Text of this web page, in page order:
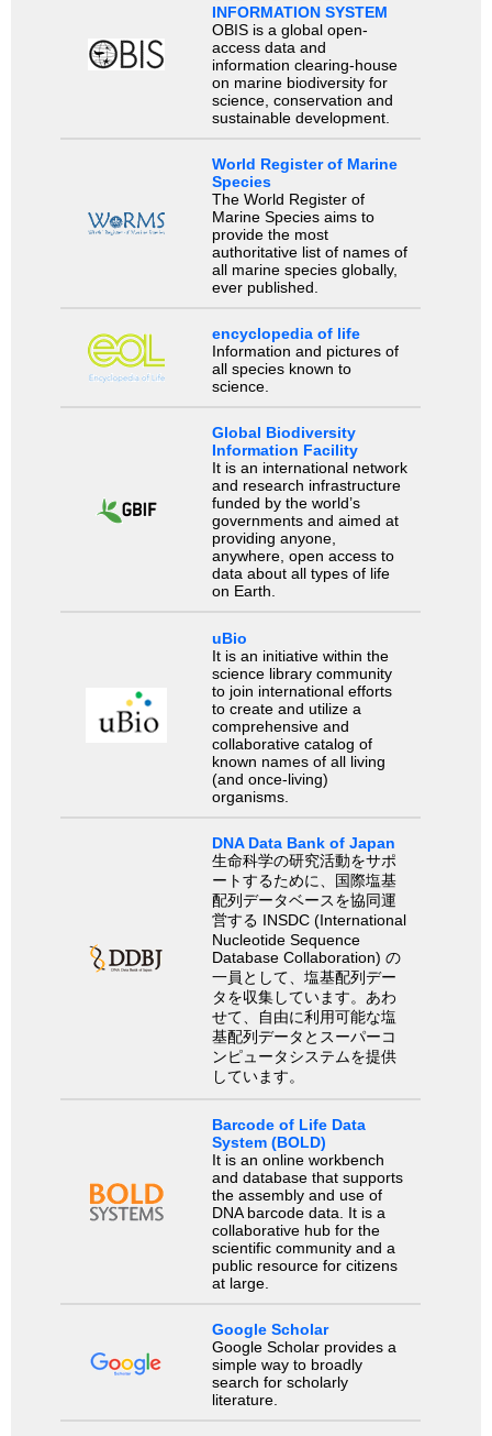
INFORMATION SYSTEM
OBIS is a global open-
access data and
information clearing-house
on marine biodiversity for
science, conservation and
sustainable development.
World Register of Marine
Species
The World Register of
Marine Species aims to
provide the most
authoritative list of names of
all marine species globally,
ever published.
encyclopedia of life
Information and pictures of
all species known to
science.
Global Biodiversity
Information Facility
It is an international network
and research infrastructure
funded by the world’s
governments and aimed at
providing anyone,
anywhere, open access to
data about all types of life
on Earth.
uBio
It is an initiative within the
science library community
to join international efforts
to create and utilize a
comprehensive and
collaborative catalog of
known names of all living
(and once-living)
organisms.
DNA Data Bank of Japan
生命科学の研究活動をサポ
ートするために、国際塩基
配列データベースを協同運
営する INSDC (International
Nucleotide Sequence
Database Collaboration) の
一員として、塩基配列デー
タを収集しています。あわ
せて、自由に利用可能な塩
基配列データとスーパーコ
ンピュータシステムを提供
しています。
Barcode of Life Data
System (BOLD)
It is an online workbench
and database that supports
the assembly and use of
DNA barcode data. It is a
collaborative hub for the
scientific community and a
public resource for citizens
at large.
Google Scholar
Google Scholar provides a
simple way to broadly
search for scholarly
literature.